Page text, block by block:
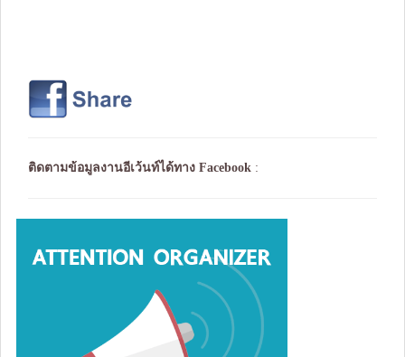
ติดตามข้อมูลงานอีเว้นท์ได้ทาง Facebook :